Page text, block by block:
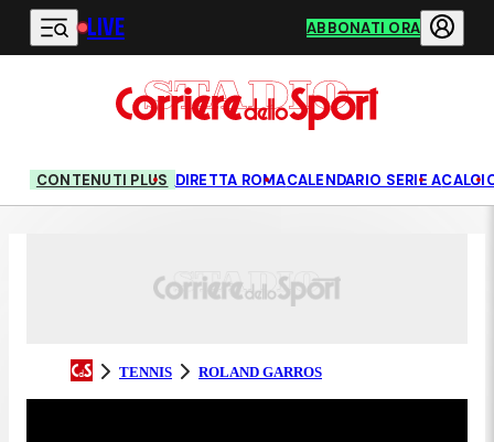
Vai al contenuto principale
LIVE ABBONATI ORA
CONTENUTI PLUS DIRETTA ROMACALENDARIO SERIE A
TENNIS ROLAND GARROS